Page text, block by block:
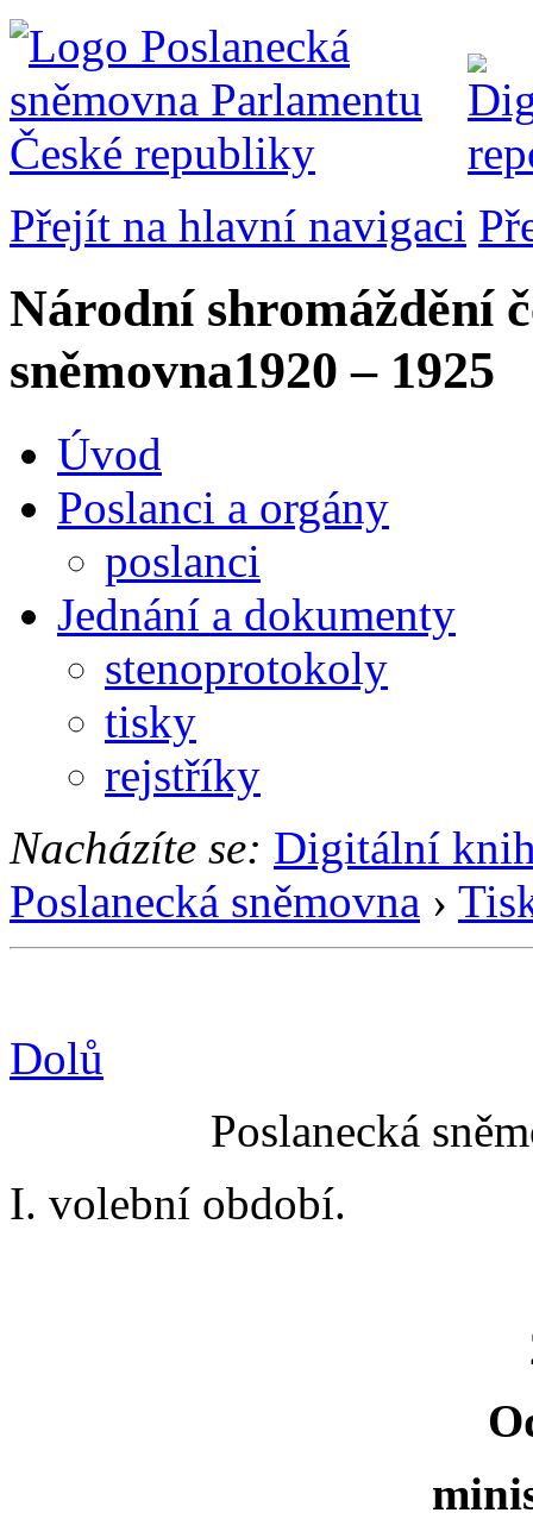
Přejít na hlavní navigaci
Národní shromáždění
sněmovna1920 – 1925
Úvod
Poslanci a orgány
poslanci
Jednání a dokumenty
stenoprotokoly
tisky
rejstříky
Nacházíte se: Digitální
Poslanecká sněmovna ›
Dolů
Poslanecká
I. volební období.